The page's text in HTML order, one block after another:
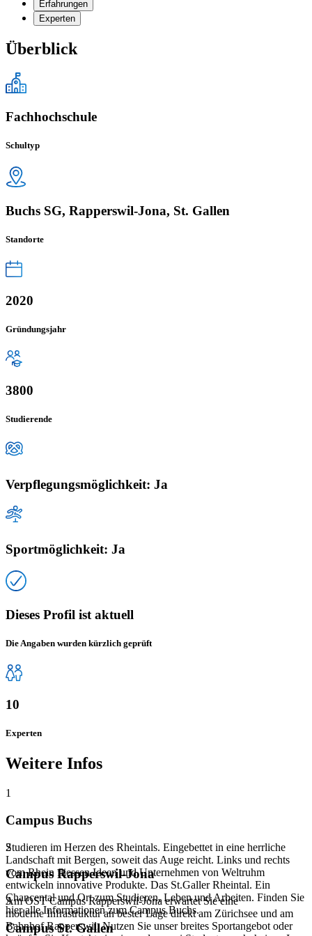
Erfahrungen
Experten
Überblick
Fachhochschule
Schultyp
Buchs SG, Rapperswil-Jona, St. Gallen
Standorte
2020
Gründungsjahr
3800
Studierende
Verpflegungsmöglichkeit: Ja
Sportmöglichkeit: Ja
Dieses Profil ist aktuell
Die Angaben wurden kürzlich geprüft
10
Experten
Weitere Infos
1
Campus Buchs
Studieren im Herzen des Rheintals. Eingebettet in eine herrliche
Landschaft mit Bergen, soweit das Auge reicht. Links und rechts
vom Rhein fliessen Ideen und Unternehmen von Weltruhm
entwickeln innovative Produkte. Das St.Galler Rheintal. Ein
Chancental und Ort zum Studieren, Leben und Arbeiten. Finden Sie
hier alle Informationen zum Campus Buchs.
2
Campus Rapperswil-Jona
Am OST Campus Rapperswil-Jona erwartet Sie eine
moderne Infrastruktur an bester Lage direkt am Zürichsee und am
Bahnhof Rapperswil. Nutzen Sie unser breites Sportangebot oder
3
Campus St. Gallen